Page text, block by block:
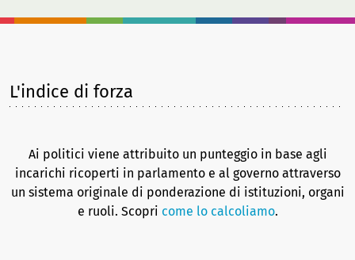
L'indice di forza
Ai politici viene attribuito un punteggio in base agli
incarichi ricoperti in parlamento e al governo attraverso
un sistema originale di ponderazione di istituzioni, organi
e ruoli. Scopri come lo calcoliamo.